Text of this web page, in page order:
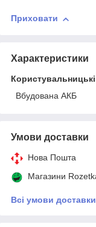
Приховати
Характеристики
Вбудована АКБ
Умови доставки
Нова Пошта
Магазини
Всі умови доставки